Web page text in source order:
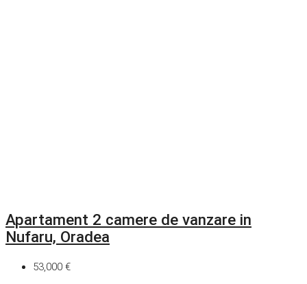
Apartament 2 camere de vanzare in
Nufaru, Oradea
53,000 €